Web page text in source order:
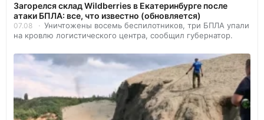
Загорелся склад Wildberries в Екатеринбурге после
атаки БПЛА: все, что известно (обновляется)
07.08
Уничтожены восемь беспилотников, три БПЛА упали
на кровлю логистического центра, сообщил губернатор.